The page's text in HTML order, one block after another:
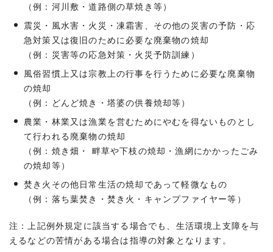
（例：河川敷・道路側の草焼き等）
震災・風水害・火災・凍霜害、その他の災害の予防・応
急対策又は復旧のために必要な廃棄物の焼却
（例：災害等の応急対策・火災予防訓練）
風俗習慣上又は宗教上の行事を行うために必要な廃棄物
の焼却
（例：どんど焼き・塔婆の供養焼却等）
農業・林業又は漁業を営むためにやむを得ないものとし
て行われる廃棄物の焼却
（例：焼き畑・ 畔草や下枝の焼却・漁網にかかったごみ
の焼却等）
焚き火その他日常生活の焼却であって軽微なもの
（例：落ち葉焚き・焚き火・キャンプファイヤー等）
注：上記例外規定に該当する場合でも、生活環境上支障を与
えるなどの苦情がある場合は指導の対象となります。